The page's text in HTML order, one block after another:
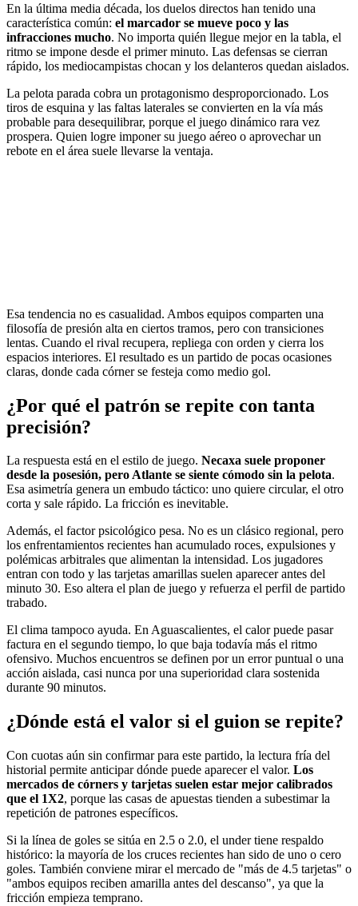
En la última media década, los duelos directos han tenido una
característica común: el marcador se mueve poco y las
infracciones mucho. No importa quién llegue mejor en la tabla, el
ritmo se impone desde el primer minuto. Las defensas se cierran
rápido, los mediocampistas chocan y los delanteros quedan aislados.
La pelota parada cobra un protagonismo desproporcionado. Los
tiros de esquina y las faltas laterales se convierten en la vía más
probable para desequilibrar, porque el juego dinámico rara vez
prospera. Quien logre imponer su juego aéreo o aprovechar un
rebote en el área suele llevarse la ventaja.
Esa tendencia no es casualidad. Ambos equipos comparten una
filosofía de presión alta en ciertos tramos, pero con transiciones
lentas. Cuando el rival recupera, repliega con orden y cierra los
espacios interiores. El resultado es un partido de pocas ocasiones
claras, donde cada córner se festeja como medio gol.
¿Por qué el patrón se repite con tanta
precisión?
La respuesta está en el estilo de juego. Necaxa suele proponer
desde la posesión, pero Atlante se siente cómodo sin la pelota.
Esa asimetría genera un embudo táctico: uno quiere circular, el otro
corta y sale rápido. La fricción es inevitable.
Además, el factor psicológico pesa. No es un clásico regional, pero
los enfrentamientos recientes han acumulado roces, expulsiones y
polémicas arbitrales que alimentan la intensidad. Los jugadores
entran con todo y las tarjetas amarillas suelen aparecer antes del
minuto 30. Eso altera el plan de juego y refuerza el perfil de partido
trabado.
El clima tampoco ayuda. En Aguascalientes, el calor puede pasar
factura en el segundo tiempo, lo que baja todavía más el ritmo
ofensivo. Muchos encuentros se definen por un error puntual o una
acción aislada, casi nunca por una superioridad clara sostenida
durante 90 minutos.
¿Dónde está el valor si el guion se repite?
Con cuotas aún sin confirmar para este partido, la lectura fría del
historial permite anticipar dónde puede aparecer el valor. Los
mercados de córners y tarjetas suelen estar mejor calibrados
que el 1X2, porque las casas de apuestas tienden a subestimar la
repetición de patrones específicos.
Si la línea de goles se sitúa en 2.5 o 2.0, el under tiene respaldo
histórico: la mayoría de los cruces recientes han sido de uno o cero
goles. También conviene mirar el mercado de "más de 4.5 tarjetas" o
"ambos equipos reciben amarilla antes del descanso", ya que la
fricción empieza temprano.